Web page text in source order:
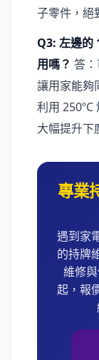
子零件，絕
Q3: 左邊的
用嗎？ 答
讓用家能夠
利用 250ºC
大幅提升下
專業
遇到家
的持牌
維修
起，報